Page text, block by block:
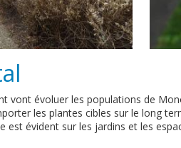
vont évoluer les populations de
les plantes cibles sur le long
est évident sur les jardins et les